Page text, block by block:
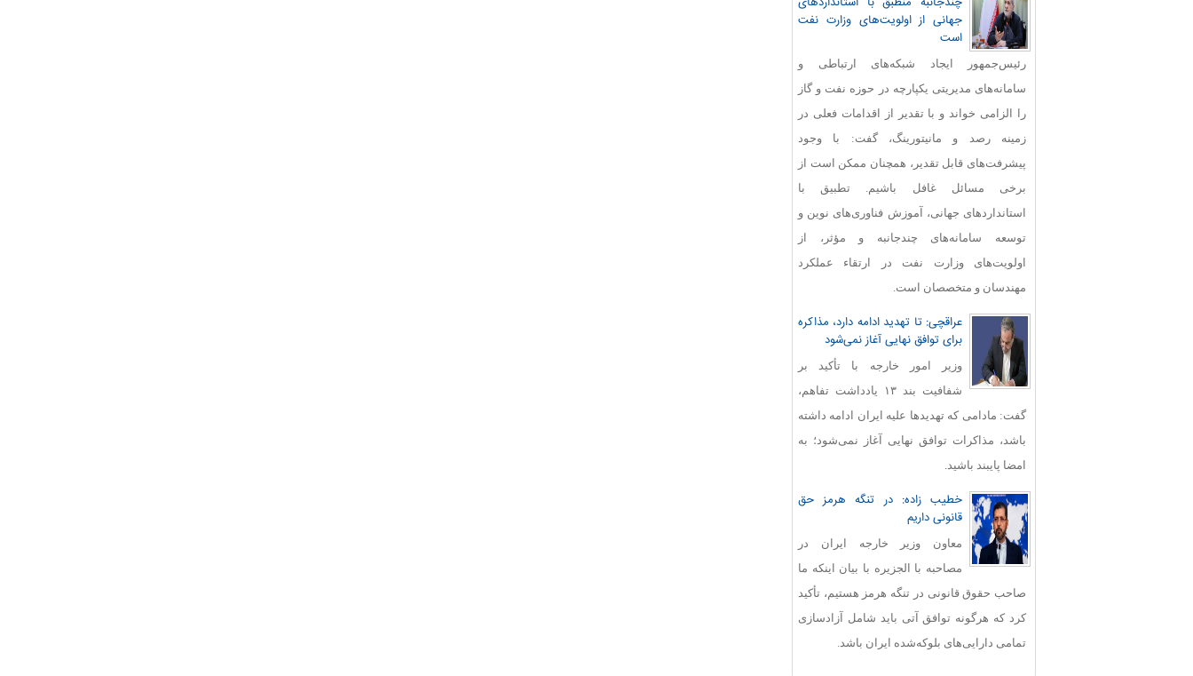
جهانی از اولویت‌های وزارت نفت
است
رئیس‌جمهور ایجاد شبکه‌های ارتباطی و
سامانه‌های مدیریتی یکپارچه در حوزه نفت و گاز
را الزامی خواند و با تقدیر از اقدامات فعلی در
زمینه رصد و مانیتورینگ، گفت: با وجود
پیشرفت‌های قابل‌ تقدیر، همچنان ممکن است از
برخی مسائل غافل باشیم. تطبیق با
استانداردهای جهانی، آموزش فناوری‌های نوین و
توسعه سامانه‌های چندجانبه و مؤثر، از
اولویت‌های وزارت نفت در ارتقاء عملکرد
مهندسان و متخصصان است.
عراقچی: تا تهدید ادامه دارد، مذاکره
برای توافق نهایی آغاز نمی‌شود
وزیر امور خارجه با تأکید بر
شفافیت بند ۱۳ یادداشت تفاهم،
گفت: مادامی که تهدیدها علیه ایران ادامه داشته
باشد، مذاکرات توافق نهایی آغاز نمی‌شود؛ به
امضا پایبند باشید.
خطیب زاده: در تنگه هرمز حق
قانونی داریم
معاون وزیر خارجه ایران در
مصاحبه با الجزیره با بیان اینکه ما
صاحب حقوق قانونی در تنگه هرمز هستیم، تأکید
کرد که هرگونه توافق آتی باید شامل آزادسازی
تمامی دارایی‌های بلوکه‌شده ایران باشد.